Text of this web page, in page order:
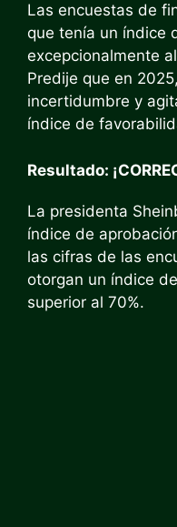
Las encuestas de
que tenía un índice
excepcionalmente
Predije que en
incertidumbre y
índice de
Resultado:
La presidenta
índice de
las cifras de las
otorgan un índice
superior al 70%.